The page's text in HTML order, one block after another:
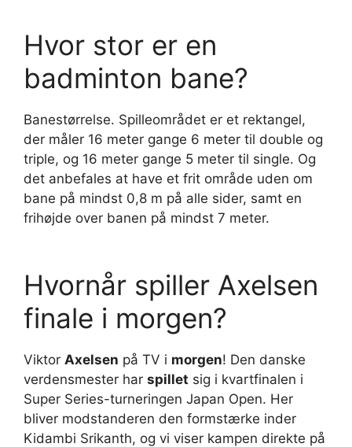
Hvor stor er en
badminton bane?
Banestørrelse. Spilleområdet er et rektangel,
der måler 16 meter gange 6 meter til double og
triple, og 16 meter gange 5 meter til single. Og
det anbefales at have et frit område uden om
bane på mindst 0,8 m på alle sider, samt en
frihøjde over banen på mindst 7 meter.
Hvornår spiller Axelsen
finale i morgen?
Viktor Axelsen på TV i morgen! Den danske
verdensmester har spillet sig i kvartfinalen i
Super Series-turneringen Japan Open. Her
bliver modstanderen den formstærke inder
Kidambi Srikanth, og vi viser kampen direkte på